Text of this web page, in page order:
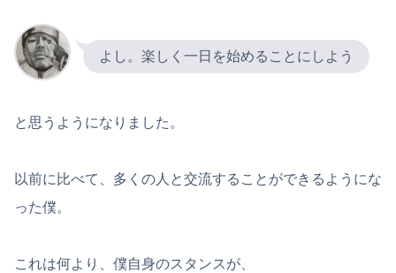
よし。楽しく一日を始めることにしよう
と思うようになりました。
以前に比べて、多くの人と交流することができるようにな
った僕。
これは何より、僕自身のスタンスが、